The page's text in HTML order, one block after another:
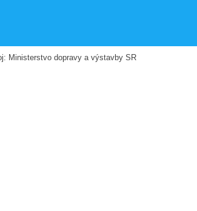
Ministerstvo dopravy a výstavby SR